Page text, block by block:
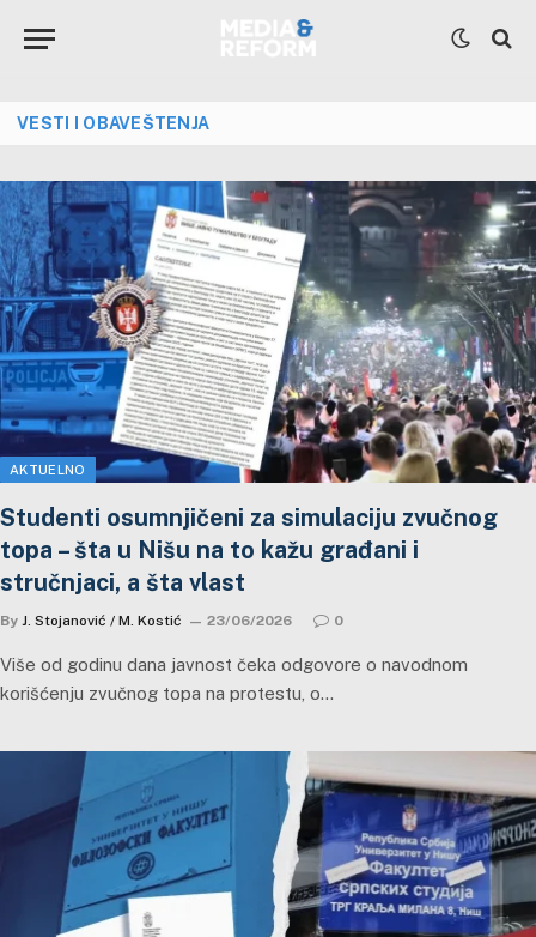
VESTI I OBAVEŠTENJA
AKTUELNO
Studenti osumnjičeni za simulaciju zvučnog
topa – šta u Nišu na to kažu građani i
stručnjaci, a šta vlast
By J. Stojanović / M. Kostić 23/06/2026 0
Više od godinu dana javnost čeka odgovore o navodnom
korišćenju zvučnog topa na protestu, o…